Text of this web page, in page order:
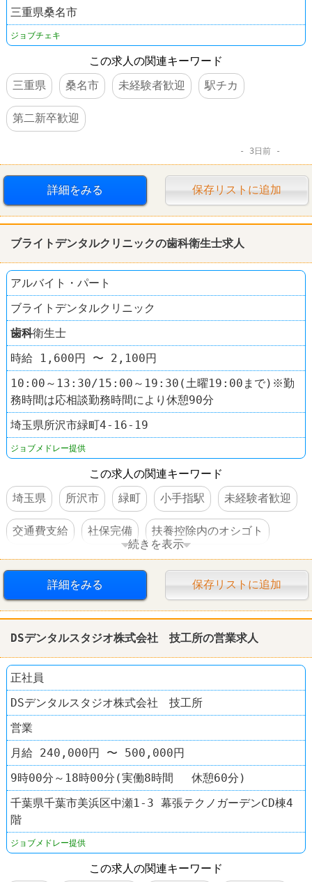
三重県桑名市
ジョブチェキ
この求人の関連キーワード
三重県
桑名市 未経験者歓迎 駅チカ
第二新卒歓迎
3日前
詳細をみる 保存リストに追加
ブライトデンタルクリニックの歯科衛生士求人
アルバイト・パート
ブライトデンタルクリニック
歯科衛生士
時給 1,600円 〜 2,100円
10:00～13:30/15:00～19:30(土曜19:00まで)※勤
務時間は応相談勤務時間により休憩90分
埼玉県所沢市緑町4-16-19
ジョブメドレー提供
この求人の関連キーワード
埼玉県
所沢市 緑町 小手指駅 未経験者歓迎
交通費支給 社保完備 扶養控除内のオシゴト
車・バイク通勤可 髪型自由 服装自由
続きを表示
詳細をみる 保存リストに追加
DSデンタルスタジオ株式会社 技工所の営業求人
正社員
DSデンタルスタジオ株式会社 技工所
営業
月給 240,000円 〜 500,000円
9時00分～18時00分(実働8時間 休憩60分)
千葉県千葉市美浜区中瀬1-3 幕張テクノガーデンCD棟4
階
ジョブメドレー提供
この求人の関連キーワード